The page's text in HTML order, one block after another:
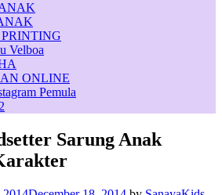
Velboa
ONLINE
Pemula
Sarung Anak